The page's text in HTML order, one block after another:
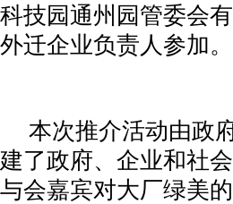
科技园通州园管委会
外迁企业负责人参加。
本次推介活动由政
建了政府、企业和社
与会嘉宾对大厂绿美